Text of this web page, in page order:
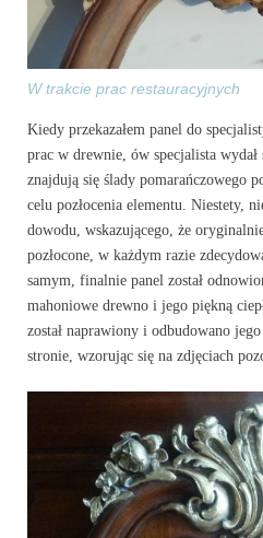
W trakcie prac restauracyjnych
Kiedy przekazałem panel do
prac w drewnie, ów specjalista
znajdują się ślady pomarańczowego
celu pozłocenia elementu. Niestety,
dowodu, wskazującego, że
pozłocone, w każdym razie
samym, finalnie panel został
mahoniowe drewno i jego piękną
został naprawiony i odbudowano
stronie, wzorując się na zdjęciach